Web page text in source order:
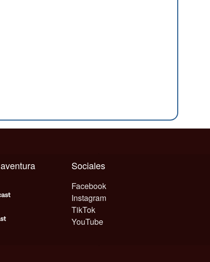
Sociales
Facebook
Instagram
TikTok
YouTube